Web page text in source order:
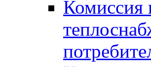
Комиссия